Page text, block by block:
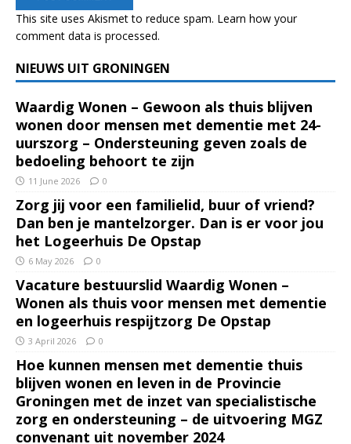
This site uses Akismet to reduce spam. Learn how your
comment data is processed.
NIEUWS UIT GRONINGEN
Waardig Wonen – Gewoon als thuis blijven
wonen door mensen met dementie met 24-
uurszorg – Ondersteuning geven zoals de
bedoeling behoort te zijn
11 June 2026 0
Zorg jij voor een familielid, buur of vriend?
Dan ben je mantelzorger. Dan is er voor jou
het Logeerhuis De Opstap
6 May 2026 0
Vacature bestuurslid Waardig Wonen –
Wonen als thuis voor mensen met dementie
en logeerhuis respijtzorg De Opstap
3 April 2026 0
Hoe kunnen mensen met dementie thuis
blijven wonen en leven in de Provincie
Groningen met de inzet van specialistische
zorg en ondersteuning – de uitvoering MGZ
convenant uit november 2024